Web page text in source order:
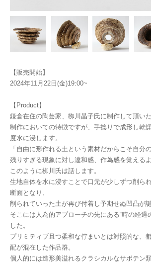
【販売開始】
2024年11月22日(金)19:00~
【Product】
鎌倉在住の陶芸家、栁川晶子氏に制作して頂いた
制作においての特徴ですが、手捻りで成形し乾
度水に浸します。
「自由に形作れる土という素材だからこそ自分
残りすぎる現象に対し違和感、作為感を覚える
このように栁川氏は話します。
生地自体を水に浸すことで口元が少しずつ削ら
断面となり、
削られていった土が再び付着し予期せぬ凹凸が
そこには人為的アプローチの先にある“時の経過
した。
プリミティブ且つ柔和な佇まいとは対照的な、
配が混在した作品群。
個人的には造形美溢れるクラシカルなサボテン